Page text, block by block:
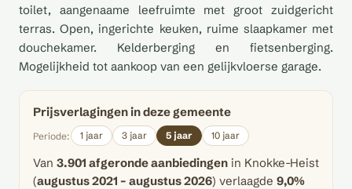
toilet, aangenaame leefruimte met groot zuidgericht
terras. Open, ingerichte keuken, ruime slaapkamer met
douchekamer. Kelderberging en fietsenberging.
Mogelijkheid tot aankoop van een gelijkvloerse garage.
Prijsverlagingen in deze gemeente
Periode: 1 jaar 3 jaar 5 jaar 10 jaar
Van 3.901 afgeronde aanbiedingen in Knokke-Heist
(augustus 2021 – augustus 2026) verlaagde 9,0%